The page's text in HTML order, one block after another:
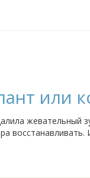
и
или
жевательный